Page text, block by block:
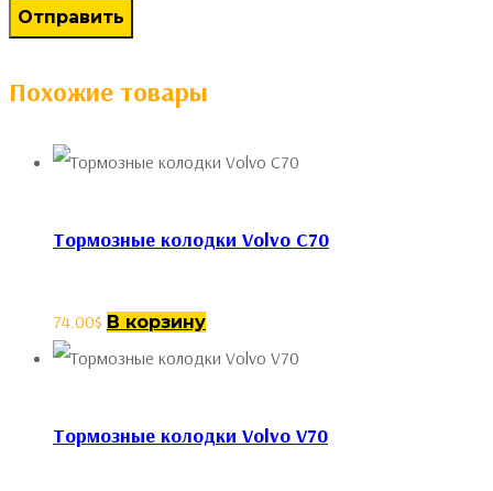
Похожие товары
Тормозные колодки Volvo C70
74.00$ В корзину
Тормозные колодки Volvo V70